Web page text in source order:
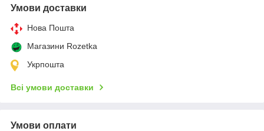
Умови доставки
Нова Пошта
Магазини Rozetka
Укрпошта
Всі умови доставки
Умови оплати